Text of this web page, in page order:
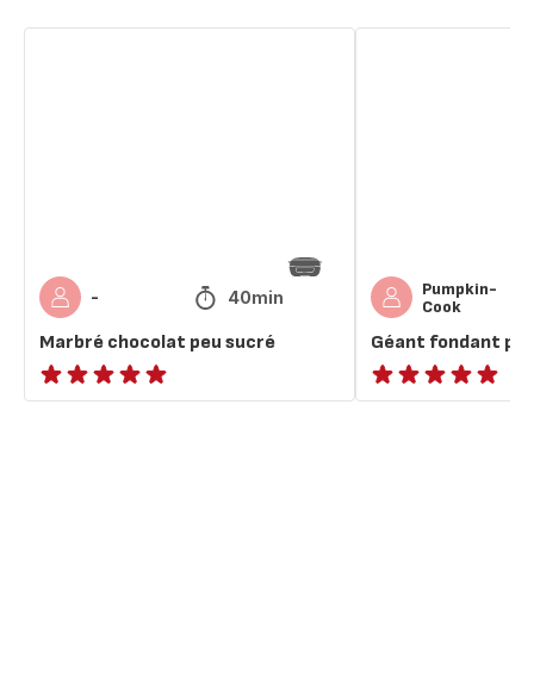
- 40min
Marbré chocolat peu sucré
ratings.NaN
Pumpkin-
Cook
Géant fondant
ratings.NaN